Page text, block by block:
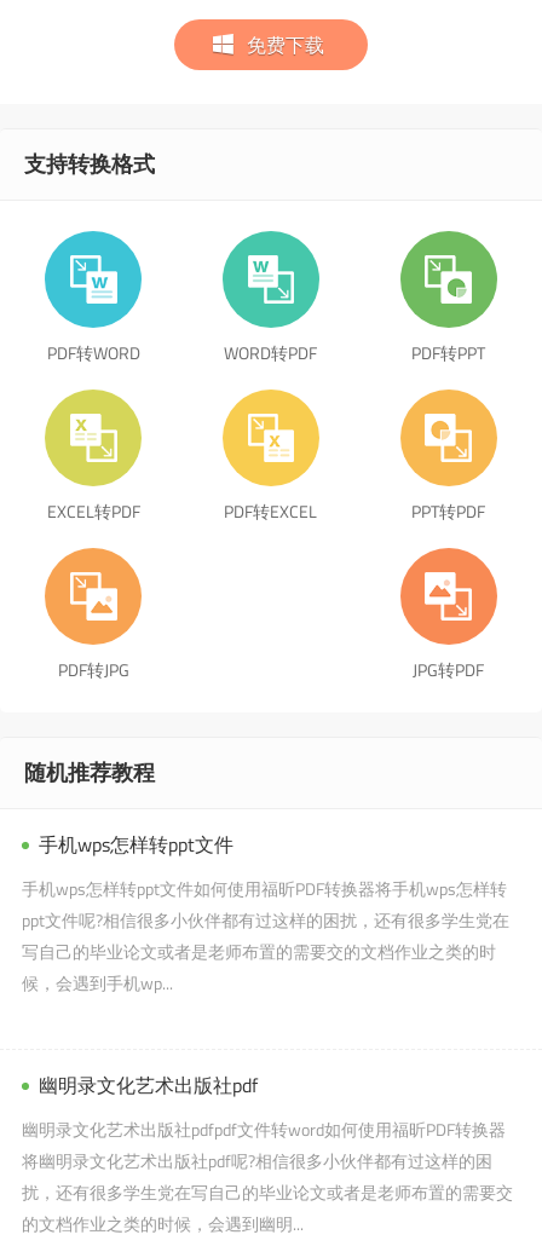
免费下载
支持转换格式
PDF转WORD WORD转PDF PDF转PPT
EXCEL转PDF PDF转EXCEL PPT转PDF
PDF转JPG JPG转PDF
随机推荐教程
手机wps怎样转ppt文件
手机wps怎样转ppt文件如何使用福昕PDF转换器将手机wps怎样转
ppt文件呢?相信很多小伙伴都有过这样的困扰，还有很多学生党在
写自己的毕业论文或者是老师布置的需要交的文档作业之类的时
候，会遇到手机wp...
幽明录文化艺术出版社pdf
幽明录文化艺术出版社pdfpdf文件转word如何使用福昕PDF转换器
将幽明录文化艺术出版社pdf呢?相信很多小伙伴都有过这样的困
扰，还有很多学生党在写自己的毕业论文或者是老师布置的需要交
的文档作业之类的时候，会遇到幽明...